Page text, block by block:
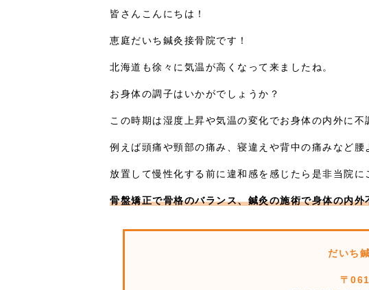
皆さんこんにちは！
恵庭だいち鍼灸接骨院です！
北海道も徐々に気温が高くなって来ましたね。
お身体の調子はいかがでしょうか？
この時期は湿度上昇や気温の変化でお身体の内外に
例えば頭痛や頸部の痛み、寝違えや背中の痛みなど腰
放置して慢性化する前に違和感を感じたら是非当院に
骨盤矯正で骨格のバランス、鍼灸の施術で身体の内
だいち
〒